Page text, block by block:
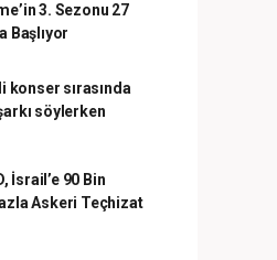
3. Sezonu 27
Başlıyor
konser sırasında
söylerken
İsrail’e 90 Bin
Askeri Teçhizat